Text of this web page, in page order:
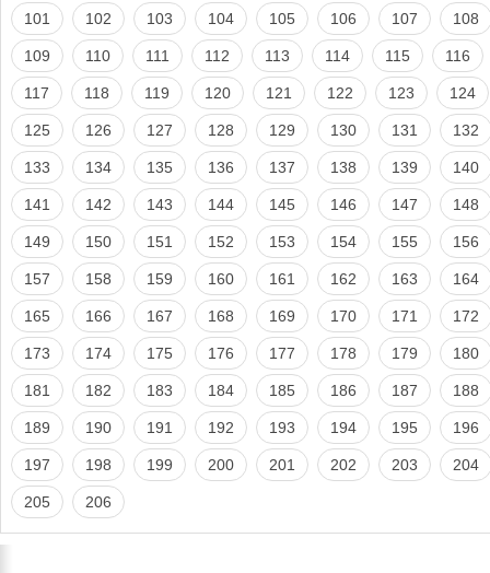
101 102 103 104 105 106 107 108
109 110 111 112 113 114 115 116
117 118 119 120 121 122 123 124
125 126 127 128 129 130 131 132
133 134 135 136 137 138 139 140
141 142 143 144 145 146 147 148
149 150 151 152 153 154 155 156
157 158 159 160 161 162 163 164
165 166 167 168 169 170 171 172
173 174 175 176 177 178 179 180
181 182 183 184 185 186 187 188
189 190 191 192 193 194 195 196
197 198 199 200 201 202 203 204
205 206